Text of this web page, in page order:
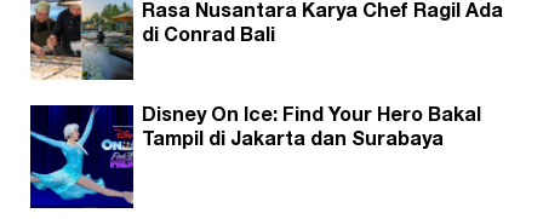
Rasa Nusantara Karya Chef Ragil Ada
di Conrad Bali
Disney On Ice: Find Your Hero Bakal
Tampil di Jakarta dan Surabaya